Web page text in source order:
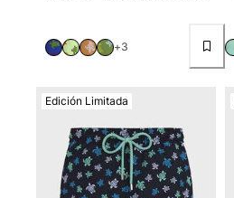
+3
Edición Limitada